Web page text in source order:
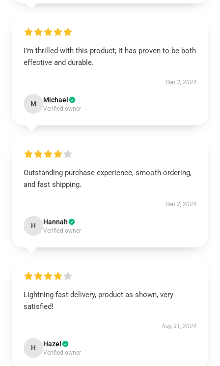
I’m thrilled with this product; it has proven to be both
effective and durable.
Sep 3, 2024
M Michael
Verified owner
Outstanding purchase experience, smooth ordering,
and fast shipping.
Sep 2, 2024
H Hannah
Verified owner
Lightning-fast delivery, product as shown, very
satisfied!
Aug 31, 2024
H Hazel
Verified owner